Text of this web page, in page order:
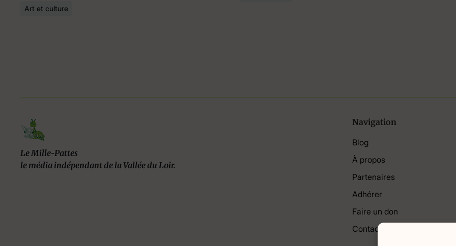
Art et culture
Le Mille-Pattes
le média indépendant de la Vallée du Loir.
Navigation
Blog
À propos
Partenaires
Adhérer
Faire un don
Contact